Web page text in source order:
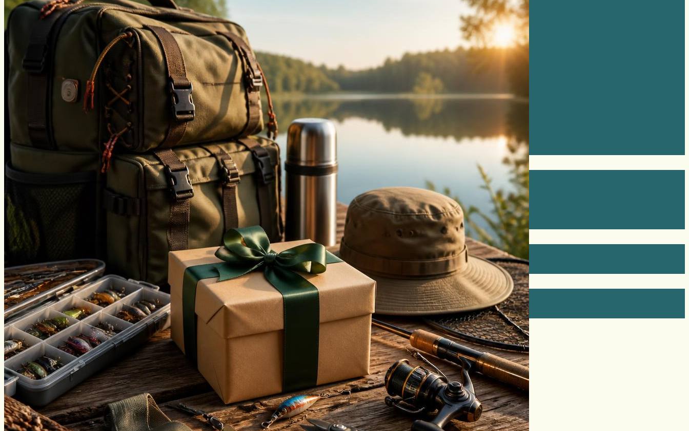
Угорь
Уклейка
Хариус
Чавыча
Чехонь
Блесна
Виды ловли
Нахлыст
Снаряжение
Эхолоты
Лодки и моторы
Узлы
Рецепты
Разное
Меню